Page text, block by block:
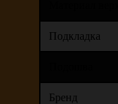
Подкладка
Бренд